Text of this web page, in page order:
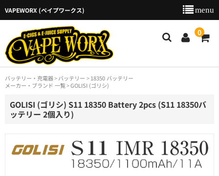
VAPEWORX (ベイプワークス)
0
新着商品
商品カテゴリー
ご利用ガイド
特定商取引法に基づく表示
バッテリー・充電器 バッテリー
18350 バッテリー
メーカー・ブランド 一覧
GOLISI (ゴリシ)
GOLISI (ゴリシ) S11 18350 Battery 2pcs (S11 18350バ
ッテリー 2個入り)